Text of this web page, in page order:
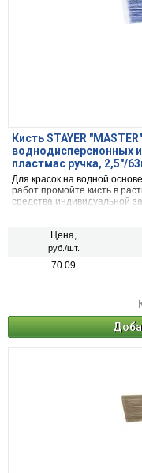
Кисть STAYER
воднодисперсионных
пластмас ручка, 2,5"/
Для красок на водной
работ промойте кисть в
средства индивидуальной
Цена,
руб./шт.
70.09